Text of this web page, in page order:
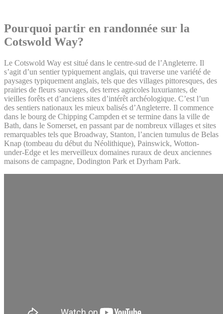
Pourquoi partir en randonnée sur la
Cotswold Way?
Le Cotswold Way est situé dans le centre-sud de l’Angleterre. Il
s’agit d’un sentier typiquement anglais, qui traverse une variété de
paysages typiquement anglais, tels que des villages pittoresques, des
prairies de fleurs sauvages, des terres agricoles luxuriantes, de
vieilles forêts et d’anciens sites d’intérêt archéologique. C’est l’un
des sentiers nationaux les mieux balisés d’Angleterre. Il commence
dans le bourg de Chipping Campden et se termine dans la ville de
Bath, dans le Somerset, en passant par de nombreux villages et sites
remarquables tels que Broadway, Stanton, l’ancien tumulus de Belas
Knap (tombeau du début du Néolithique), Painswick, Wotton-
under-Edge et les merveilleux domaines ruraux de deux anciennes
maisons de campagne, Dodington Park et Dyrham Park.